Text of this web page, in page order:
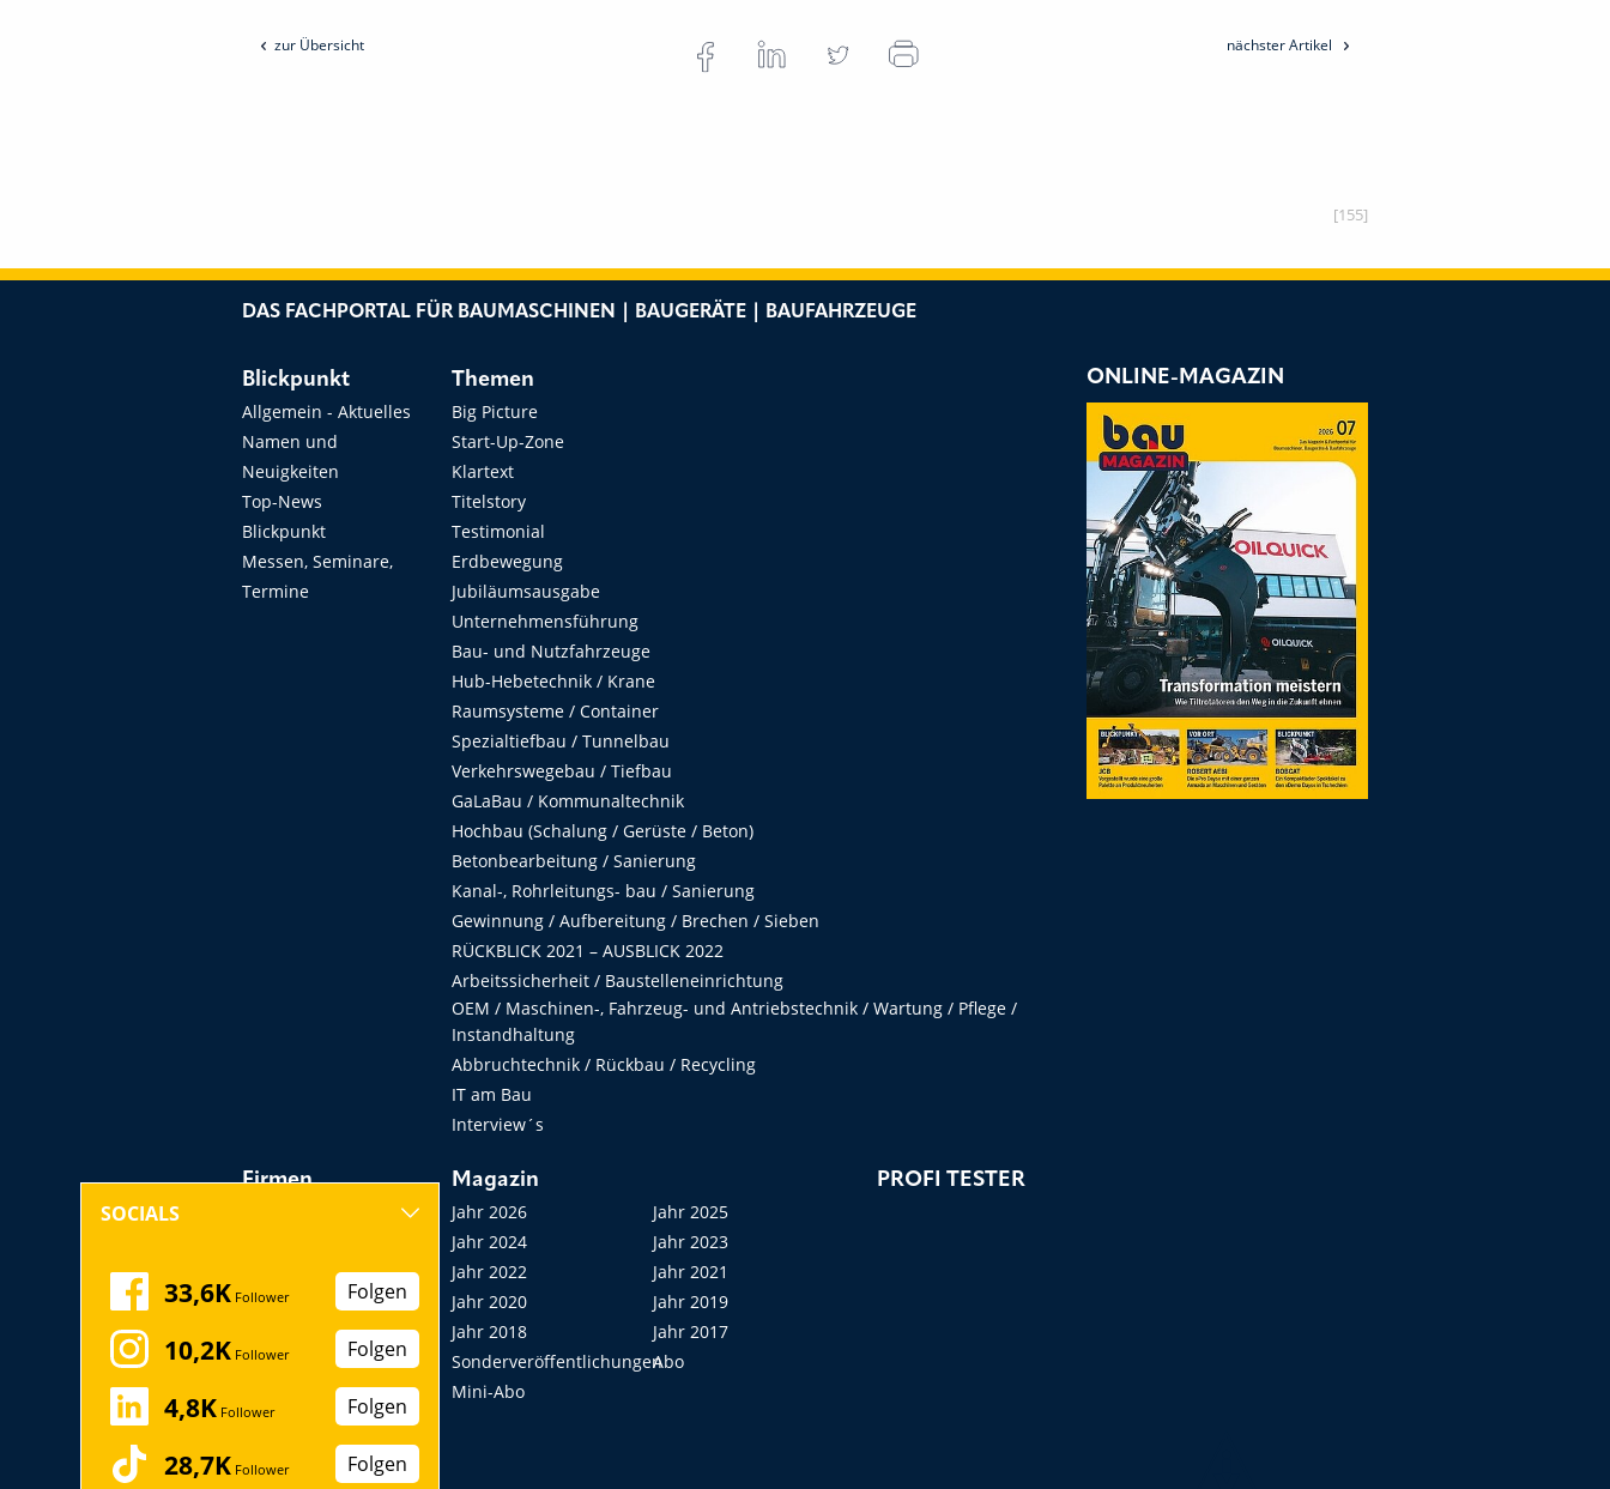
zur Übersicht nächster Artikel
[155]
DAS FACHPORTAL FÜR BAUMASCHINEN | BAUGERÄTE | BAUFAHRZEUGE
Blickpunkt
Allgemein - Aktuelles
Namen und
Neuigkeiten
Top-News
Blickpunkt
Messen, Seminare,
Termine
Themen
Big Picture
Start-Up-Zone
Klartext
Titelstory
Testimonial
Erdbewegung
Jubiläumsausgabe
Unternehmensführung
Bau- und Nutzfahrzeuge
Hub-Hebetechnik / Krane
Raumsysteme / Container
Spezialtiefbau / Tunnelbau
Verkehrswegebau / Tiefbau
GaLaBau / Kommunaltechnik
Hochbau (Schalung / Gerüste / Beton)
Betonbearbeitung / Sanierung
Kanal-, Rohrleitungs- bau / Sanierung
Gewinnung / Aufbereitung / Brechen / Sieben
RÜCKBLICK 2021 – AUSBLICK 2022
Arbeitssicherheit / Baustelleneinrichtung
OEM / Maschinen-, Fahrzeug- und Antriebstechnik / Wartung / Pflege /
Instandhaltung
Abbruchtechnik / Rückbau / Recycling
IT am Bau
Interview´s
Firmen
Messen, Seminare,
Kongresse
Startup
Magazin
Jahr 2026
Jahr 2025
Jahr 2024
Jahr 2023
Jahr 2022
Jahr 2021
Jahr 2020
Jahr 2019
Jahr 2018
Jahr 2017
SonderveröffentlichungenAbo
Mini-Abo
PROFI TESTER
ONLINE-MAGAZIN
SOCIALS
33,6K Follower Folgen
10,2K Follower Folgen
4,8K Follower Folgen
28,7K Follower Folgen